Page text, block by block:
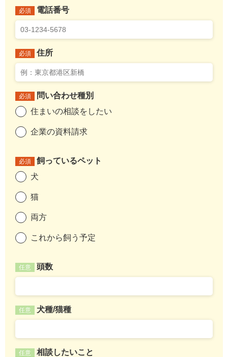
必須 電話番号
必須 住所
必須
問い合わせ種別
住まいの相談をしたい
企業の資料請求
必須
飼っているペット
犬
猫
両方
これから飼う予定
任意 頭数
任意 犬種/猫種
任意 相談したいこと